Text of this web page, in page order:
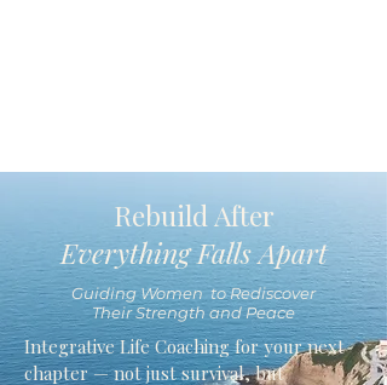
Rebuild After
Everything Falls Apart
Guiding Women to Rediscover
Their Strength and Peace
Integrative Life Coaching for your next
chapter — not just survival, but